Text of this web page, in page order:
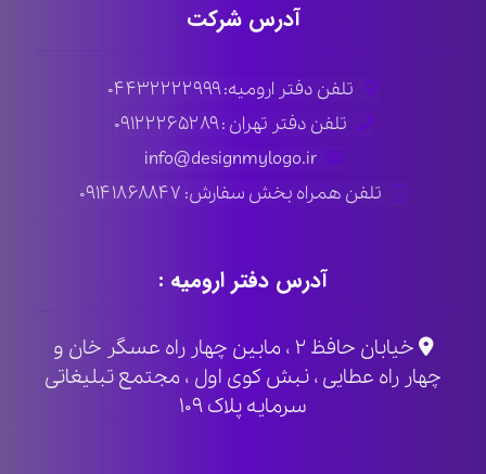
آدرس شرکت
تلفن دفتر ارومیه: ۰۴۴۳۲۲۲۲۹۹۹
تلفن دفتر تهران : ۰۹۱۲۲۲۶۵۲۸۹
info@designmylogo.ir
تلفن همراه بخش سفارش: ۰۹۱۴۱۸۶۸۸۴۷
آدرس دفتر ارومیه :
خیابان حافظ ۲ ، مابین چهار راه عسگر خان و
چهار راه عطایی ، نبش کوی اول ، مجتمع تبلیغاتی
سرمایه پلاک ۱۰۹